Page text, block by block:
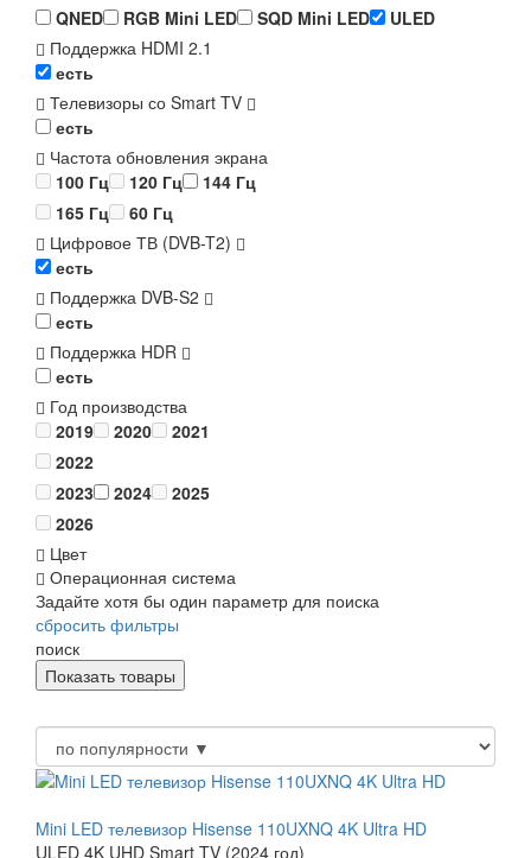
QNED
RGB Mini LED SQD Mini LED
ULED
Поддержка HDMI 2.1
есть
Телевизоры со Smart TV
есть
Частота обновления экрана
100 Гц
120 Гц
144 Гц
165 Гц
60 Гц
Цифровое ТВ (DVB-T2)
есть
Поддержка DVB-S2
есть
Поддержка HDR
есть
Год производства
2019
2020
2021
2022
2023
2024
2025
2026
Цвет
Операционная система
Задайте хотя бы один параметр для поиска
сбросить фильтры
поиск
Mini LED телевизор Hisense 110UXNQ 4K Ultra HD
ULED 4K UHD Smart TV (2024 год)